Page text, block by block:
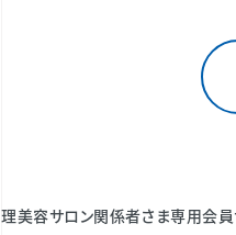
理美容サロン関係者さま専用会